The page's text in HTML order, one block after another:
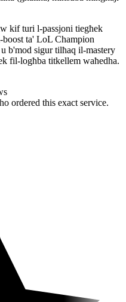
kif turi l-passjoni tiegħek
ta' LoL Champion
b'mod sigur tilħaq il-mastery
fil-logħba titkellem waħedha.
ordered this exact service.